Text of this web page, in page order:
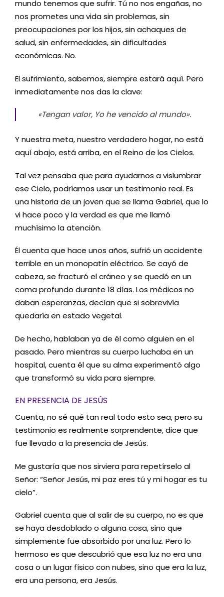
mundo tenemos que sufrir. Tú no nos engañas, no
nos prometes una vida sin problemas, sin
preocupaciones por los hijos, sin achaques de
salud, sin enfermedades, sin dificultades
económicas. No.
El sufrimiento, sabemos, siempre estará aquí. Pero
inmediatamente nos das la clave:
«Tengan valor, Yo he vencido al mundo».
Y nuestra meta, nuestro verdadero hogar, no está
aquí abajo, está arriba, en el Reino de los Cielos.
Tal vez pensaba que para ayudarnos a vislumbrar
ese Cielo, podríamos usar un testimonio real. Es
una historia de un joven que se llama Gabriel, que lo
vi hace poco y la verdad es que me llamó
muchísimo la atención.
Él cuenta que hace unos años, sufrió un accidente
terrible en un monopatín eléctrico. Se cayó de
cabeza, se fracturó el cráneo y se quedó en un
coma profundo durante 18 días. Los médicos no
daban esperanzas, decían que si sobrevivía
quedaría en estado vegetal.
De hecho, hablaban ya de él como alguien en el
pasado. Pero mientras su cuerpo luchaba en un
hospital, cuenta él que su alma experimentó algo
que transformó su vida para siempre.
EN PRESENCIA DE JESÚS
Cuenta, no sé qué tan real todo esto sea, pero su
testimonio es realmente sorprendente, dice que
fue llevado a la presencia de Jesús.
Me gustaría que nos sirviera para repetírselo al
Señor: “Señor Jesús, mi paz eres tú y mi hogar es tu
cielo”.
Gabriel cuenta que al salir de su cuerpo, no es que
se haya desdoblado o alguna cosa, sino que
simplemente fue absorbido por una luz. Pero lo
hermoso es que descubrió que esa luz no era una
cosa o un lugar físico con nubes, sino que era la luz,
era una persona, era Jesús.